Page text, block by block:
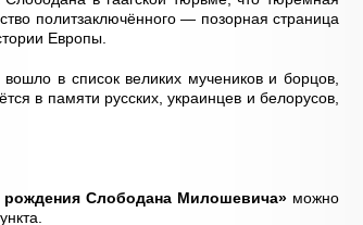
политзаключённого — позорная страница
Европы.
в список великих мучеников и борцов,
в памяти русских, украинцев и белорусов,
Слободана Милошевича»можно